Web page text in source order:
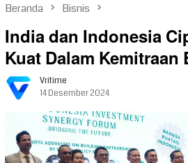
Beranda Bisnis
India dan Indonesia
Kuat Dalam Kemitraan
Vritime
14 Desember 2024